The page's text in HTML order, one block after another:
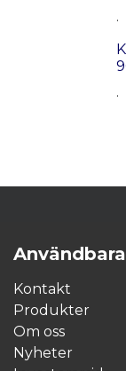
.
.
Kontakt
Produkter
Om oss
Nyheter